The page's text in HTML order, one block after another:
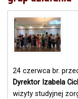
Ostrzeszów,
27
września
2026
24 czerwca br.
Dyrektor Izabela
wizyty studyjnej